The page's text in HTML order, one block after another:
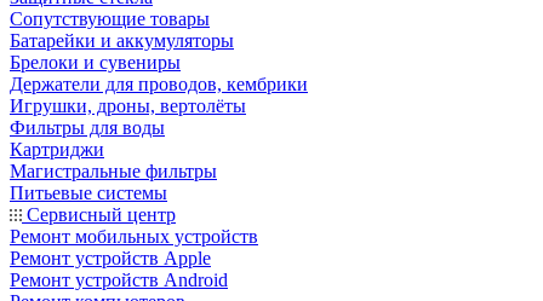
Сопутствующие товары
Батарейки и аккумуляторы
Брелоки и сувениры
Держатели для проводов, кембрики
Игрушки, дроны, вертолёты
Фильтры для воды
Картриджи
Магистральные фильтры
Питьевые системы
Сервисный центр
Ремонт мобильных устройств
Ремонт устройств Apple
Ремонт устройств Android